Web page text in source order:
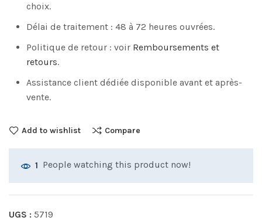
choix.
Délai de traitement : 48 à 72 heures ouvrées.
Politique de retour : voir Remboursements et
retours.
Assistance client dédiée disponible avant et après-
vente.
Add to wishlist Compare
1 People watching this product now!
UGS : 5719